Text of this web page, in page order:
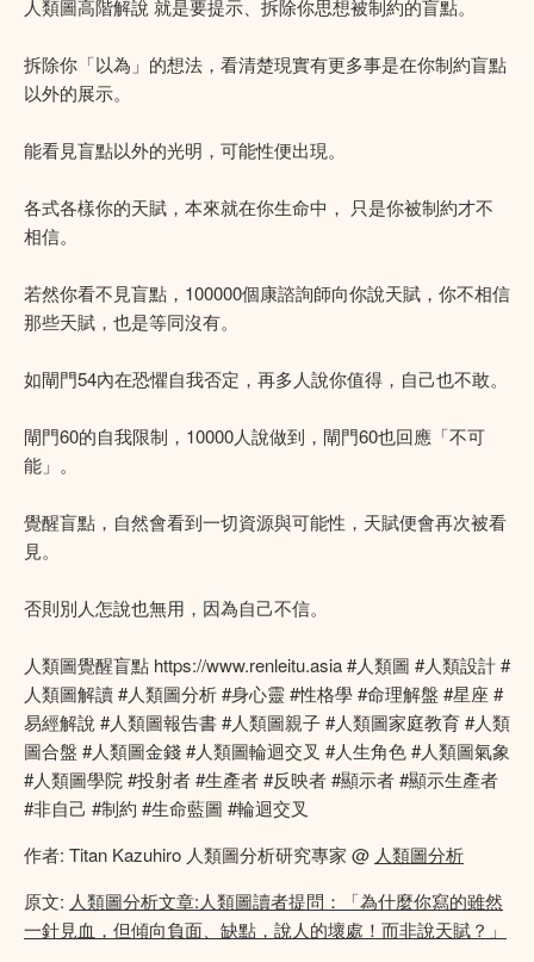
人類圖高階解說 就是要提示、拆除你思想被制約的盲點。
拆除你「以為」的想法，看清楚現實有更多事是在你制約盲點
以外的展示。
能看見盲點以外的光明，可能性便出現。
各式各樣你的天賦，本來就在你生命中， 只是你被制約才不
相信。
若然你看不見盲點，100000個康諮詢師向你說天賦，你不相信
那些天賦，也是等同沒有。
如閘門54內在恐懼自我否定，再多人說你值得，自己也不敢。
閘門60的自我限制，10000人說做到，閘門60也回應「不可
能」。
覺醒盲點，自然會看到一切資源與可能性，天賦便會再次被看
見。
否則別人怎說也無用，因為自己不信。
人類圖覺醒盲點 https://www.renleitu.asia #人類圖 #人類設計 #
人類圖解讀 #人類圖分析 #身心靈 #性格學 #命理解盤 #星座 #
易經解說 #人類圖報告書 #人類圖親子 #人類圖家庭教育 #人類
圖合盤 #人類圖金錢 #人類圖輪迴交叉 #人生角色 #人類圖氣象
#人類圖學院 #投射者 #生產者 #反映者 #顯示者 #顯示生產者
#非自己 #制約 #生命藍圖 #輪迴交叉
作者: Titan Kazuhiro 人類圖分析研究專家 @ 人類圖分析
原文: 人類圖分析文章:人類圖讀者提問：「為什麼你寫的雖然
一針見血，但傾向負面、缺點，說人的壞處！而非說天賦？」